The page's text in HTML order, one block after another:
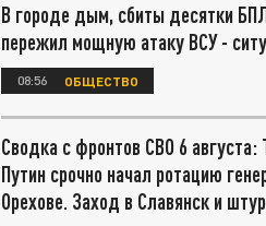
В городе дым, сбиты десятки
пережил мощную атаку ВСУ -
08:56 ОБЩЕСТВО
Сводка с фронтов СВО 6 августа:
Путин срочно начал ротацию
Орехове. Заход в Славянск и